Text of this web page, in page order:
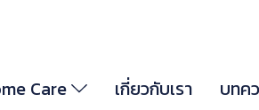
Care เกี่ยวกับเรา บทค